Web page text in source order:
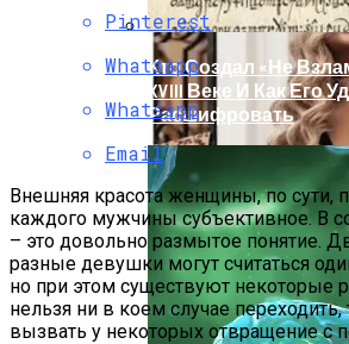
Кто Создал «не
XVIII Веке И Как Его
Расшифровать
Pinterest
Whatsapp
Whatsapp
Email
Внешняя красота женщины, по сути,
каждого мужчины субъективное. В
– это довольно размытое понятие.
разные девушки могут считаться
но при этом существуют некоторые
нельзя ни в коем случае
вызвать у некоторых отвращение с